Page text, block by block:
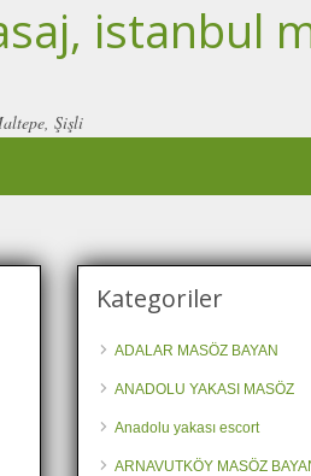
istanbul
Şişli
Kategoriler
ADALAR MASÖZ BAYAN
ANADOLU YAKASI MASÖZ
Anadolu yakası escort
ARNAVUTKÖY MASÖZ